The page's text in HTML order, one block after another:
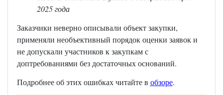
2025 года
Заказчики неверно описывали объект закупки,
применяли необъективный порядок оценки заявок и
не допускали участников к закупкам с
доптребованиями без достаточных оснований.
Подробнее об этих ошибках читайте в обзоре.